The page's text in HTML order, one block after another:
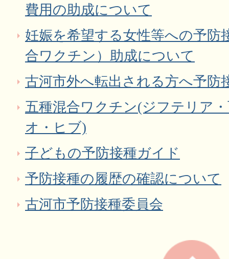
費用の助成について
妊娠を希望する女性等への予防
合ワクチン）助成について
古河市外へ転出される方へ予防
五種混合ワクチン(ジフテリア
オ・ヒブ)
子どもの予防接種ガイド
予防接種の履歴の確認について
古河市予防接種委員会